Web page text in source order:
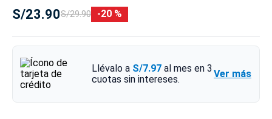
S/23.90S/29.90 20 %
Llévalo a S/7.97 al mes en3
cuotas sin intereses.
Ver más
6 .
zapatillas nike hombre